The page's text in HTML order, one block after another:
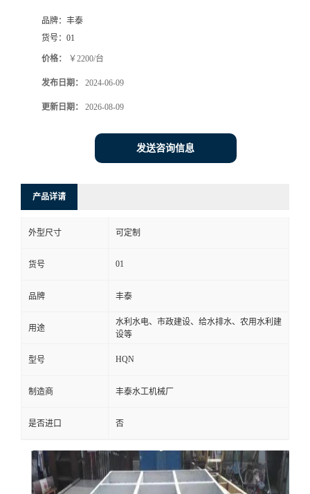
品牌： 丰泰
货号： 01
价格： ￥2200/台
发布日期： 2024-06-09
更新日期： 2026-08-09
发送咨询信息
产品详请
外型尺寸 可定制
货号 01
品牌 丰泰
用途
水利水电、市政建设、给水排水、农用水利建
设等
型号 HQN
制造商 丰泰水工机械厂
是否进口 否